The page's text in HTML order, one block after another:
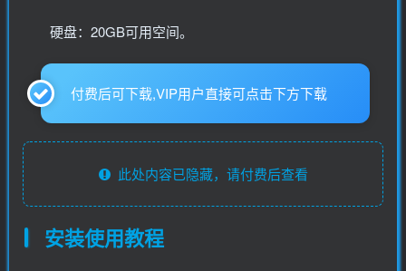
硬盘：20GB可用空间。
付费后可下载,VIP用户直接可点击下方下载
此处内容已隐藏，请付费后查看
安装使用教程